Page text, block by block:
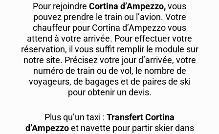
Pour rejoindre Cortina d’Ampezzo,vous
pouvez prendre le train ou l’avion. Votre
chauffeur pour Cortina d’Ampezzo vous
attend à votre arrivée. Pour effectuer votre
réservation, il vous suffit remplir le module sur
notre site. Précisez votre jour d’arrivée, votre
numéro de train ou de vol, le nombre de
voyageurs, de bagages et de paires de ski
pour obtenir un devis.
Plus qu’un taxi : Transfert Cortina
d’Ampezzoet navette pour partir skier dans